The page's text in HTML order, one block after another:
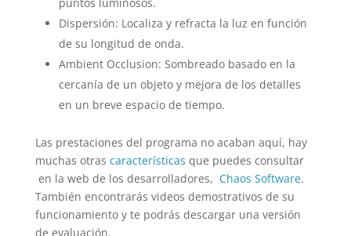
Dispersión: Localiza y refracta la luz en función
de su longitud de onda.
Ambient Occlusion: Sombreado basado en la
cercanía de un objeto y mejora de los detalles
en un breve espacio de tiempo.
Las prestaciones del programa no acaban aquí, hay
muchas otras características que puedes consultar
en la web de los desarrolladores, Chaos Software.
También encontrarás videos demostrativos de su
funcionamiento y te podrás descargar una versión
de evaluación.